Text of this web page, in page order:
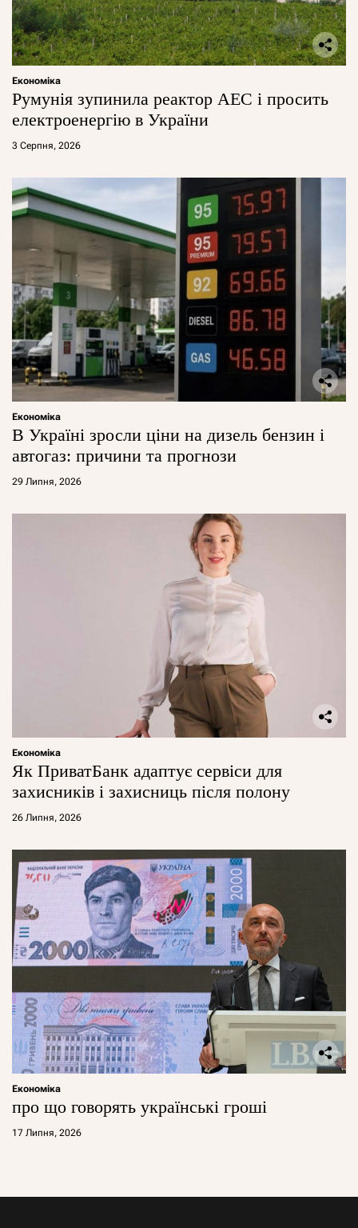
Економіка
Румунія зупинила реактор АЕС і просить
електроенергію в України
3 Серпня, 2026
Економіка
В Україні зросли ціни на дизель бензин і
автогаз: причини та прогнози
29 Липня, 2026
Економіка
Як ПриватБанк адаптує сервіси для
захисників і захисниць після полону
26 Липня, 2026
Економіка
про що говорять українські гроші
17 Липня, 2026